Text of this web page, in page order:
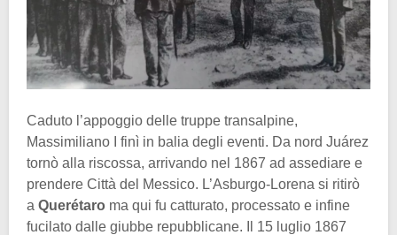
Caduto l’appoggio delle truppe transalpine,
Massimiliano I finì in balia degli eventi. Da nord Juárez
tornò alla riscossa, arrivando nel 1867 ad assediare e
prendere Città del Messico. L’Asburgo-Lorena si ritirò
a Querétaro ma qui fu catturato, processato e infine
fucilato dalle giubbe repubblicane. Il 15 luglio 1867